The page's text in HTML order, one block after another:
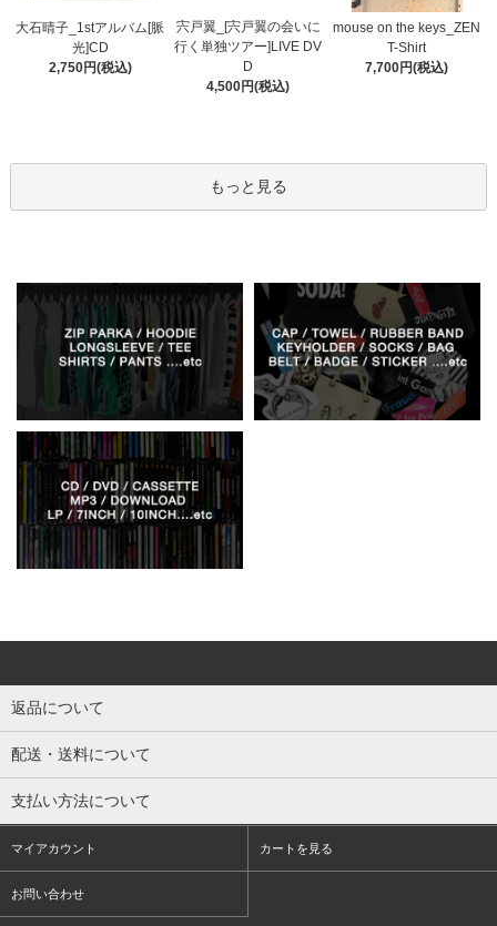
大石晴子_1stアルバム[脈
光]CD
2,750円(税込)
宍戸翼_[宍戸翼の会いに
行く単独ツアー]LIVE DV
D
4,500円(税込)
mouse on the keys_ZEN
T-Shirt
7,700円(税込)
もっと見る
返品について
配送・送料について
支払い方法について
マイアカウント カートを見る
お問い合わせ